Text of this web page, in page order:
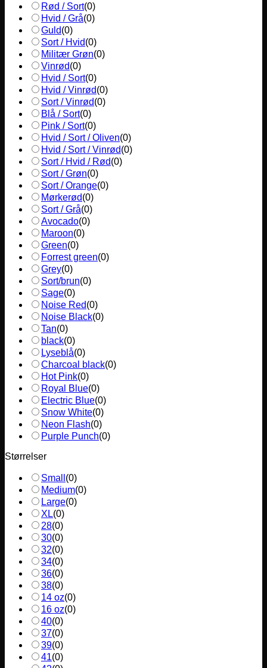
Rød / Sort(0)
Hvid / Grå(0)
Guld(0)
Sort / Hvid(0)
Militær Grøn(0)
Vinrød(0)
Hvid / Sort(0)
Hvid / Vinrød(0)
Sort / Vinrød(0)
Blå / Sort(0)
Pink / Sort(0)
Hvid / Sort / Oliven(0)
Hvid / Sort / Vinrød(0)
Sort / Hvid / Rød(0)
Sort / Grøn(0)
Sort / Orange(0)
Mørkerød(0)
Sort / Grå(0)
Avocado(0)
Maroon(0)
Green(0)
Forrest green(0)
Grey(0)
Sort/brun(0)
Sage(0)
Noise Red(0)
Noise Black(0)
Tan(0)
black(0)
Lyseblå(0)
Charcoal black(0)
Hot Pink(0)
Royal Blue(0)
Electric Blue(0)
Snow White(0)
Neon Flash(0)
Purple Punch(0)
Størrelser
Small (0)
Medium(0)
Large(0)
XL(0)
28(0)
30(0)
32(0)
34(0)
36(0)
38(0)
14 oz(0)
16 oz(0)
40(0)
37(0)
39(0)
41(0)